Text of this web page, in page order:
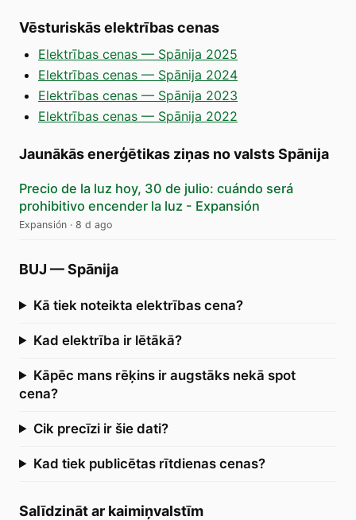
Vēsturiskās elektrības cenas
Elektrības cenas — Spānija 2025
Elektrības cenas — Spānija 2024
Elektrības cenas — Spānija 2023
Elektrības cenas — Spānija 2022
Jaunākās enerģētikas ziņas no valsts Spānija
Precio de la luz hoy, 30 de julio: cuándo será
prohibitivo encender la luz - Expansión
Expansión · 8 d ago
BUJ —Spānija
Kā tiek noteikta elektrības cena?
Kad elektrība ir lētākā?
Kāpēc mans rēķins ir augstāks nekā spot
cena?
Cik precīzi ir šie dati?
Kad tiek publicētas rītdienas cenas?
Salīdzināt ar kaimiņvalstīm